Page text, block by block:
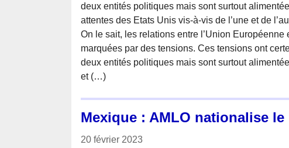
deux entités politiques mais sont surtout
attentes des Etats Unis vis-à-vis de l’une et de
On le sait, les relations entre l’Union Européenne
marquées par des tensions. Ces tensions ont
deux entités politiques mais sont surtout
et (…)
Mexique : AMLO nationalise
20 février 2023